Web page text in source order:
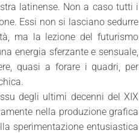
latinense. Non a caso tutti i
Essi non si lasciano sedurre
ma la lezione del futurismo
energia sferzante e sensuale,
quasi a forare i quadri, per
degli ultimi decenni del XIX
nella produzione grafica
sperimentazione entusiastica